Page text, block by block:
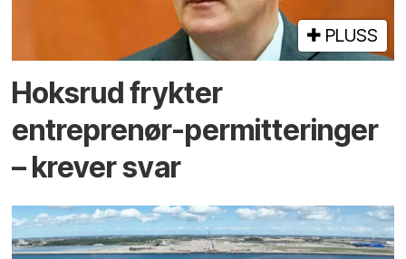
PLUSS
Hoksrud frykter
entreprenør-permitteringer
– krever svar